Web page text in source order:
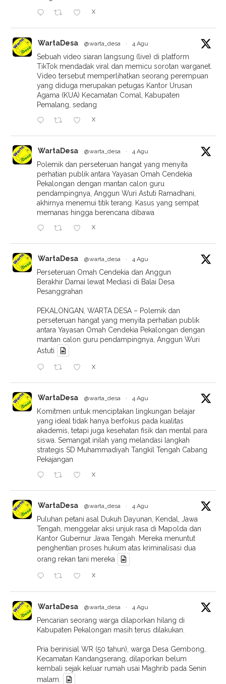
X
WartaDesa @warta_desa · 4 Agu
Sebuah video siaran langsung (live) di platform
TikTok mendadak viral dan memicu sorotan warganet.
Video tersebut memperlihatkan seorang perempuan
yang diduga merupakan petugas Kantor Urusan
Agama (KUA) Kecamatan Comal, Kabupaten
Pemalang, sedang
X
WartaDesa @warta_desa · 4 Agu
Polemik dan perseteruan hangat yang menyita
perhatian publik antara Yayasan Omah Cendekia
Pekalongan dengan mantan calon guru
pendampingnya, Anggun Wuri Astuti Ramadhani,
akhirnya menemui titik terang. Kasus yang sempat
memanas hingga berencana dibawa
X
WartaDesa @warta_desa · 4 Agu
Perseteruan Omah Cendekia dan Anggun
Berakhir Damai lewat Mediasi di Balai Desa
Pesanggrahan
PEKALONGAN, WARTA DESA – Polemik dan
perseteruan hangat yang menyita perhatian publik
antara Yayasan Omah Cendekia Pekalongan dengan
mantan calon guru pendampingnya, Anggun Wuri
Astuti
X
WartaDesa @warta_desa · 4 Agu
Komitmen untuk menciptakan lingkungan belajar
yang ideal tidak hanya berfokus pada kualitas
akademis, tetapi juga kesehatan fisik dan mental para
siswa. Semangat inilah yang melandasi langkah
strategis SD Muhammadiyah Tangkil Tengah Cabang
Pekajangan
X
WartaDesa @warta_desa · 4 Agu
Puluhan petani asal Dukuh Dayunan, Kendal, Jawa
Tengah, menggelar aksi unjuk rasa di Mapolda dan
Kantor Gubernur Jawa Tengah. Mereka menuntut
penghentian proses hukum atas kriminalisasi dua
orang rekan tani mereka
X
WartaDesa @warta_desa · 4 Agu
Pencarian seorang warga dilaporkan hilang di
Kabupaten Pekalongan masih terus dilakukan.
Pria berinisial WR (50 tahun), warga Desa Gembong,
Kecamatan Kandangserang, dilaporkan belum
kembali sejak keluar rumah usai Maghrib pada Senin
malam.